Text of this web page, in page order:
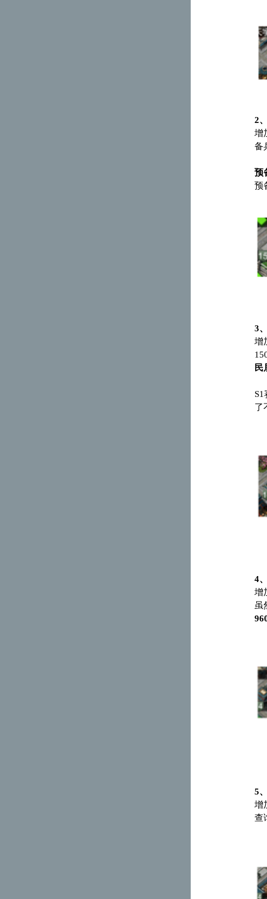
2
增
备
预
预
3
增
民
S1
了
4
增
虽
5
增
查